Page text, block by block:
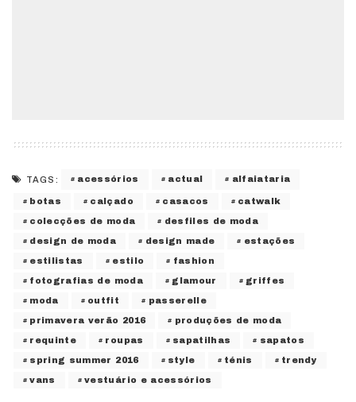
TAGS: acessórios actual alfaiataria
botas calçado casacos catwalk
colecções de moda desfiles de moda
design de moda design made estações
estilistas estilo fashion
fotografias de moda glamour griffes
moda outfit passerelle
primavera verão 2016 produções de moda
requinte roupas sapatilhas sapatos
spring summer 2016 style ténis trendy
vans vestuário e acessórios